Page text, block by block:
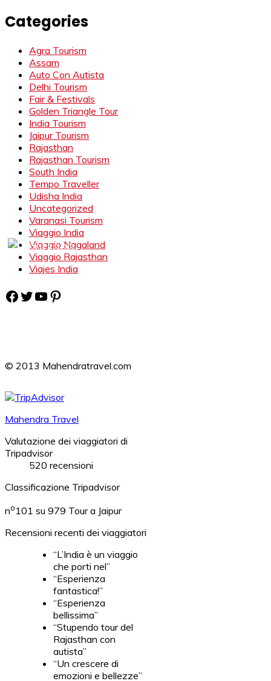
Categories
Agra Tourism
Assam
Auto Con Autista
Delhi Tourism
Fair & Festivals
Golden Triangle Tour
India Tourism
Jaipur Tourism
Rajasthan
Rajasthan Tourism
South India
Tempo Traveller
Udisha India
Uncategorized
Varanasi Tourism
Viaggio India
Viaggio Nagaland
Viaggio Rajasthan
Viajes India
Facebook
Twitter
YouTube
Pinterest
© 2013 Mahendratravel.com
Mahendra Travel
Valutazione dei viaggiatori di
Tripadvisor
520 recensioni
Classificazione Tripadvisor
no101 su 979 Tour a Jaipur
Recensioni recenti dei viaggiatori
“L’India è un viaggio
che porti nel”
“Esperienza
fantastica!”
“Esperienza
bellissima”
“Stupendo tour del
Rajasthan con
autista”
“Un crescere di
emozioni e bellezze”